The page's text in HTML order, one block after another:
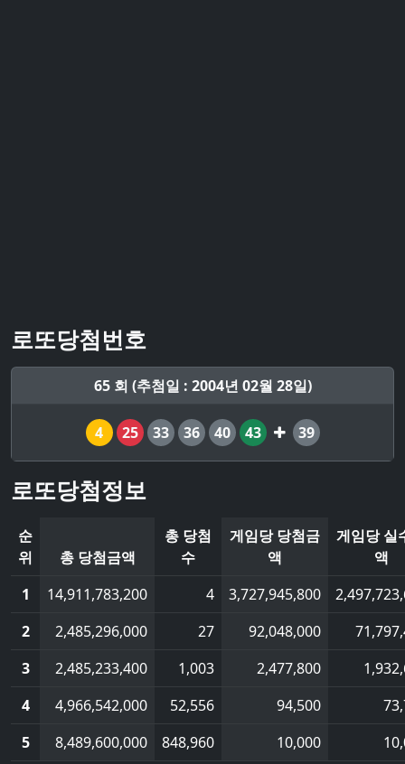
로또당첨번호
65 회 (추첨일 : 2004년 02월 28일)
4 25 33 36 40 43 39
로또당첨정보
순
위
총 당첨금액
총 당첨
수
게임당 당첨금
액
게임당 실
액
1
14,911,783,200 4 3,727,945,800
2
2,485,296,000 27 92,048,000
3
2,485,233,400 1,003 2,477,800
4
4,966,542,000 52,556 94,500
5
8,489,600,000 848,960 10,000